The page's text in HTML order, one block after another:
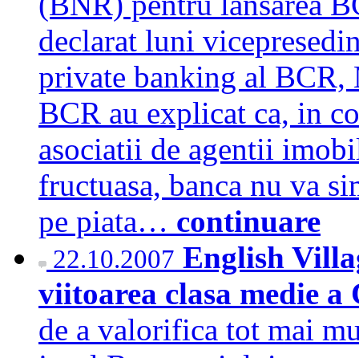
declarat luni
private banking al BCR,
BCR au explicat ca, in
asociatii de agentii
fructuasa, banca nu va
pe piata… continuare
22.10.2007 English
viitoarea clasa medie
de a valorifica tot mai